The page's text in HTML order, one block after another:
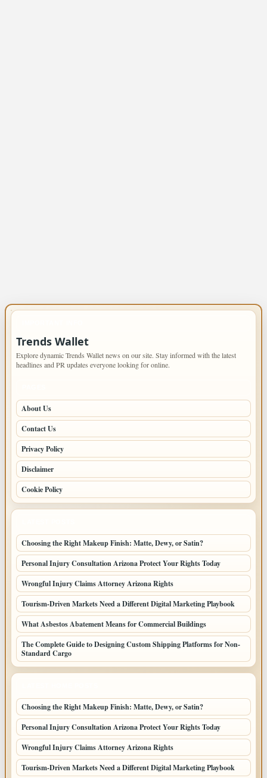
Trends Wallet
Explore dynamic Trends Wallet news on our site. Stay informed with the latest
headlines and PR updates everyone looking for online.
About Us
Contact Us
Privacy Policy
Disclaimer
Cookie Policy
Choosing the Right Makeup Finish: Matte, Dewy, or Satin?
Personal Injury Consultation Arizona Protect Your Rights Today
Wrongful Injury Claims Attorney Arizona Rights
Tourism-Driven Markets Need a Different Digital Marketing Playbook
What Asbestos Abatement Means for Commercial Buildings
The Complete Guide to Designing Custom Shipping Platforms for Non-
Standard Cargo
Choosing the Right Makeup Finish: Matte, Dewy, or Satin?
Personal Injury Consultation Arizona Protect Your Rights Today
Wrongful Injury Claims Attorney Arizona Rights
Tourism-Driven Markets Need a Different Digital Marketing Playbook